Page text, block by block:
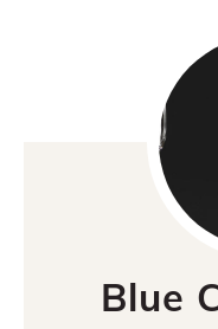
Blue